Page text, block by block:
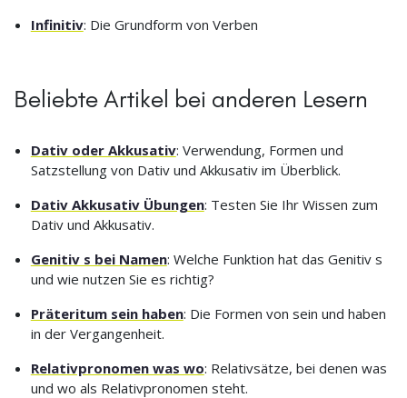
Infinitiv: Die Grundform von Verben
Beliebte Artikel bei anderen Lesern
Dativ oder Akkusativ: Verwendung, Formen und
Satzstellung von Dativ und Akkusativ im Überblick.
Dativ Akkusativ Übungen: Testen Sie Ihr Wissen zum
Dativ und Akkusativ.
Genitiv s bei Namen: Welche Funktion hat das Genitiv s
und wie nutzen Sie es richtig?
Präteritum sein haben: Die Formen von sein und haben
in der Vergangenheit.
Relativpronomen was wo: Relativsätze, bei denen was
und wo als Relativpronomen steht.